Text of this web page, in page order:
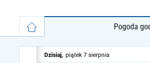
Pogoda